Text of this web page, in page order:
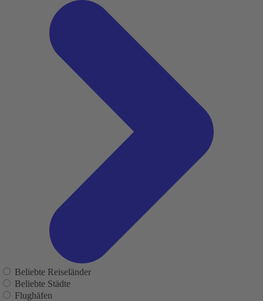
Beliebte Reiseländer
Beliebte Städte
Flughäfen